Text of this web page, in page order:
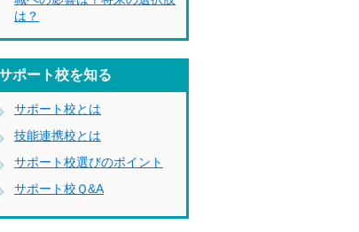
は？
ポート校を知る
サポート校とは
技能連携校とは
サポート校選びのポイント
サポート校Ｑ&A